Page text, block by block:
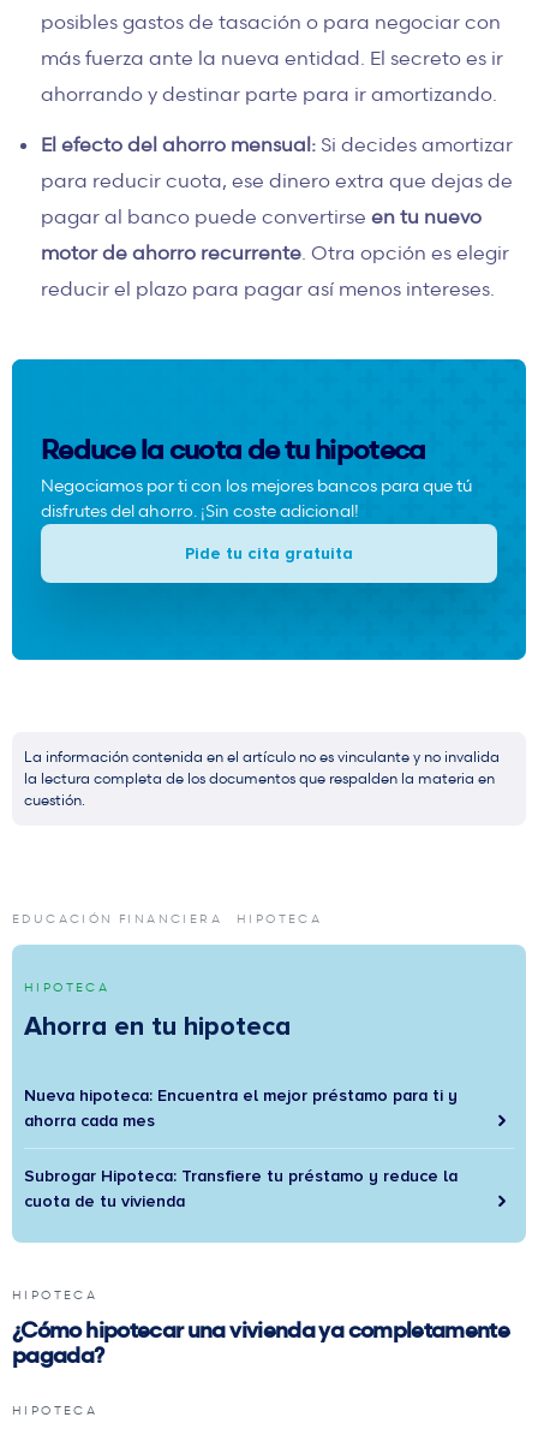
posibles gastos de tasación o para negociar con
más fuerza ante la nueva entidad. El secreto es ir
ahorrando y destinar parte para ir amortizando.
El efecto del ahorro mensual: Si decides amortizar
para reducir cuota, ese dinero extra que dejas de
pagar al banco puede convertirse en tu nuevo
motor de ahorro recurrente . Otra opción es elegir
reducir el plazo para pagar así menos intereses.
Reduce la cuota de tu hipoteca
Negociamos por ti con los mejores bancos para que tú
disfrutes del ahorro. ¡Sin coste adicional!
Pide tu cita gratuita
La información contenida en el artículo no es vinculante y no invalida
la lectura completa de los documentos que respalden la materia en
cuestión.
EDUCACIÓN FINANCIERA HIPOTECA
HIPOTECA
Ahorra en tu hipoteca
Nueva hipoteca: Encuentra el mejor préstamo para ti y
ahorra cada mes
Subrogar Hipoteca: Transfiere tu préstamo y reduce la
cuota de tu vivienda
HIPOTECA
¿Cómo hipotecar una vivienda ya completamente
pagada?
HIPOTECA